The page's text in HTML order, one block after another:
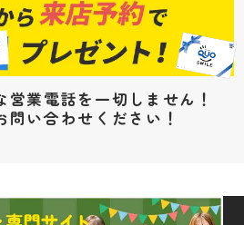
営業電話を一切しません！
い合わせください！